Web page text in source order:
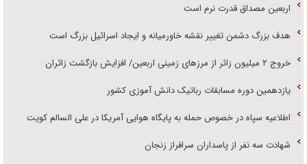
اربعین مصداق قدرت نرم است
هدف بزرگ دشمن تغییر نقشه خاورمیانه و ایجاد اسرائیل بزرگ است
‌خروج ۲ میلیون زائر از مرز‌های زمینی اربعین/ افزایش بازگشت زائران
یازدهمین دوره مسابقات رباتیک دانش آموزی کشور
اطلاعیه سپاه در خصوص حمله به پایگاه هوایی آمریکا در علی السالم کویت
شهادت سه نفر از پاسداران سرافراز زنجان